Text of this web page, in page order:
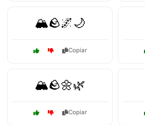
🏔️🪨🌌🌙
Copiar
🏔️🪨🌼🌿
Copiar